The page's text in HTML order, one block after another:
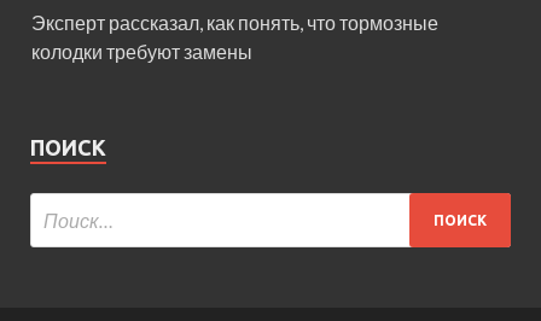
Эксперт рассказал, как понять, что тормозные
колодки требуют замены
ПОИСК